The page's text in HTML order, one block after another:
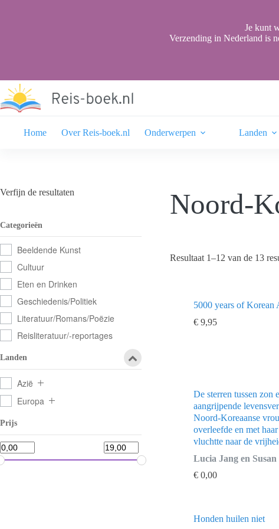
Je kunt
Verzending in Nederland is
Home
Over Reis-boek.nl Onderwerpen Landen
Noord-
Resultaat 1–12 van de 13
5000 years of Korean
€ 9,95
De sterren tussen zon
aangrijpende
Noord-Koreaanse
overleefde en met
vluchtte naar de
Lucia Jang en
€ 0,00
Honden huilen niet
Verfijn de resultaten
Categorieën
Beeldende Kunst
Cultuur
Eten en Drinken
Geschiedenis/Politiek
Literatuur/Romans/Poëzie
Reisliteratuur/-reportages
Landen
Azië
Europa
Prijs